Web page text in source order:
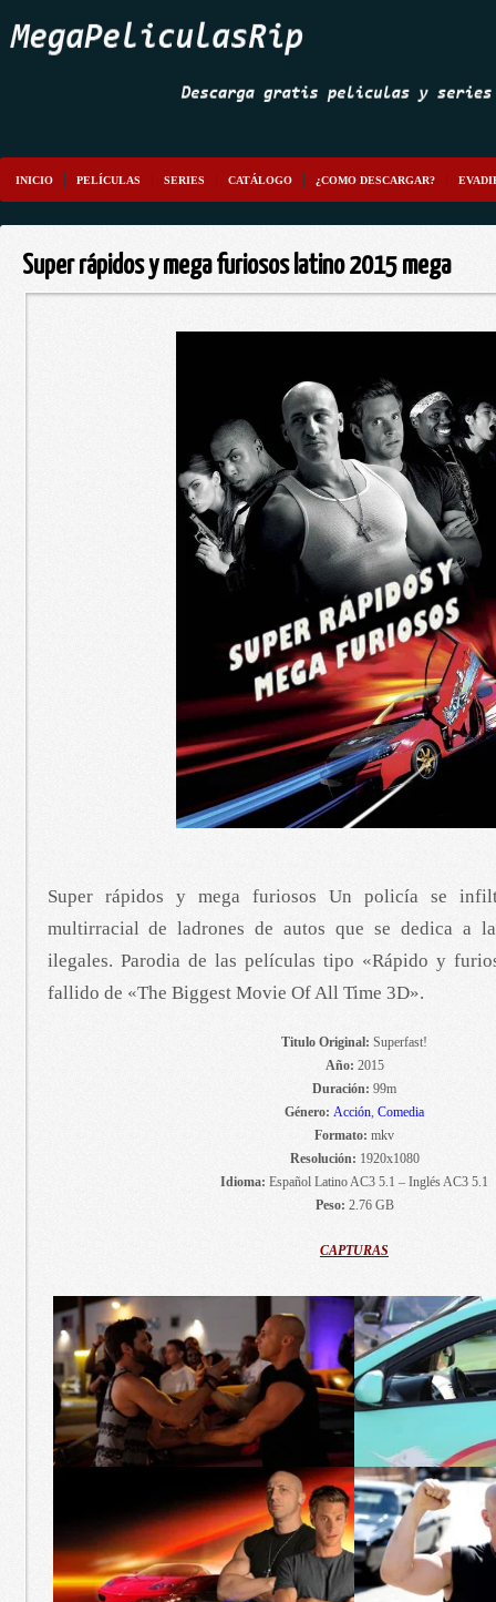
INICIO PELÍCULAS SERIES CATÁLOGO ¿COMO DESCARGAR?
Super rápidos y mega furiosos latino 2015 mega
Super rápidos y mega furiosos Un policía se
multirracial de ladrones de autos que se dedica a
ilegales. Parodia de las películas tipo «Rápido y
fallido de «The Biggest Movie Of All Time 3D».
Titulo Original: Superfast!
Año: 2015
Duración: 99m
Género: Acción, Comedia
Formato: mkv
Resolución: 1920x1080
Idioma: Español Latino AC3 5.1 – Inglés AC3 5.1
Peso: 2.76 GB
CAPTURAS